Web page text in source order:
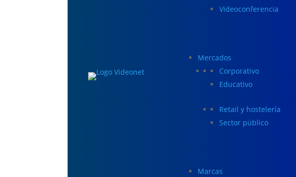
Videoconferencia
Mercados
Corporativo
Educativo
Retail y hostelería
Sector público
Marcas